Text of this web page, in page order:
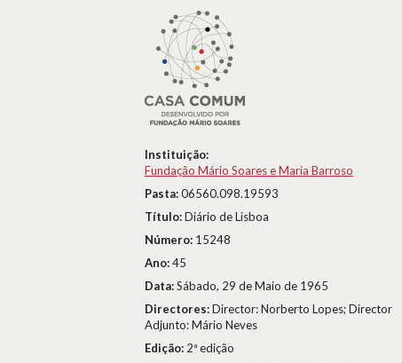
Instituição:
Fundação Mário Soares e Maria Barroso
Pasta:06560.098.19593
Título:Diário de Lisboa
Número: 15248
Ano:45
Data:Sábado, 29 de Maio de 1965
Directores:Director: Norberto Lopes; Director
Adjunto: Mário Neves
Edição: 2ª edição